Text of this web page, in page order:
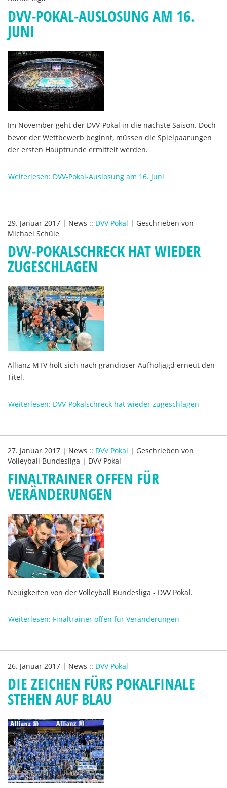
DVV-POKAL-AUSLOSUNG AM 16.
JUNI
Im November geht der DVV-Pokal in die nächste Saison. Doch
bevor der Wettbewerb beginnt, müssen die Spielpaarungen
der ersten Hauptrunde ermittelt werden.
Weiterlesen: DVV-Pokal-Auslosung am 16. Juni
29. Januar 2017 | News :: DVV Pokal | Geschrieben von
Michael Schüle
DVV-POKALSCHRECK HAT WIEDER
ZUGESCHLAGEN
Allianz MTV holt sich nach grandioser Aufholjagd erneut den
Titel.
Weiterlesen: DVV-Pokalschreck hat wieder zugeschlagen
27. Januar 2017 | News :: DVV Pokal | Geschrieben von
Volleyball Bundesliga | DVV Pokal
FINALTRAINER OFFEN FÜR
VERÄNDERUNGEN
Neuigkeiten von der Volleyball Bundesliga - DVV Pokal.
Weiterlesen: Finaltrainer offen für Veränderungen
26. Januar 2017 | News :: DVV Pokal
DIE ZEICHEN FÜRS POKALFINALE
STEHEN AUF BLAU